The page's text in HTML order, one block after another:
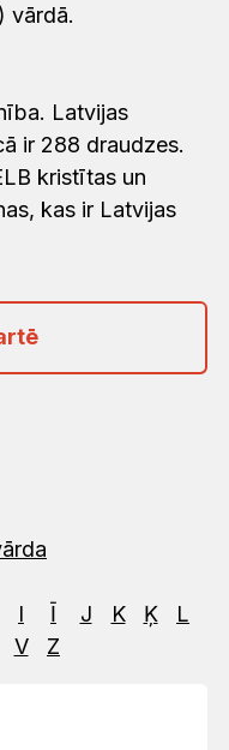
vārdā.
Latvijas
ir 288 draudzes.
kristītas un
kas ir Latvijas
I Ī J K Ķ
L
V Z